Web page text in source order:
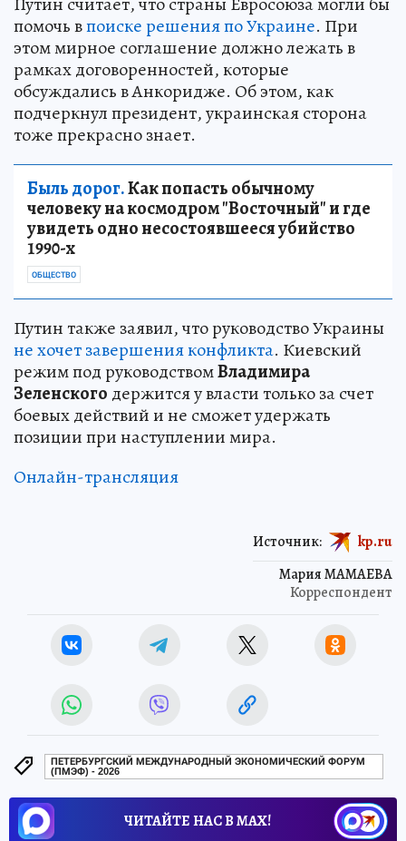
помочь впоиске решения по Украине. При
этом мирное соглашение должно лежать в
рамках договоренностей, которые
обсуждались в Анкоридже. Об этом, как
подчеркнул президент, украинская сторона
тоже прекрасно знает.
Быль дорог.Как попасть обычному
человеку на космодром "Восточный" и где
увидеть одно несостоявшееся убийство
1990-х
ОБЩЕСТВО
Путин также заявил, что руководство Украины
не хочет завершения конфликта. Киевский
режим под руководствомВладимира
Зеленского держится у власти только за счет
боевых действий и не сможет удержать
позиции при наступлении мира.
Онлайн-трансляция
Мария МАМАЕВА
Корреспондент
Источник: kp.ru
ПЕТЕРБУРГСКИЙ МЕЖДУНАРОДНЫЙ ЭКОНОМИЧЕСКИЙ ФОРУМ
(ПМЭФ) - 2026
ЧИТАЙТЕ НАС В МАХ!